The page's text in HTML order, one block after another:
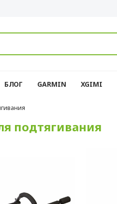
БЛОГ GARMIN XGIMI
подтягивания